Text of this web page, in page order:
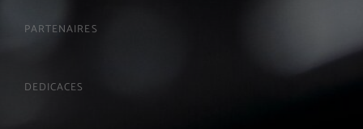
PARTENAIRES
DEDICACES